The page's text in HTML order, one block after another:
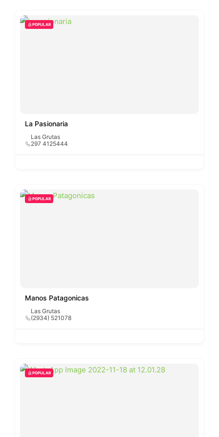
POPULAR
La Pasionaria
Las Grutas
297 4125444
POPULAR
Manos Patagonicas
Las Grutas
(2934) 521078
POPULAR